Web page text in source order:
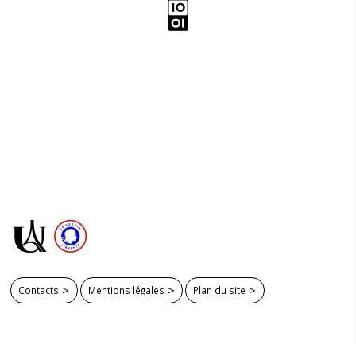
Contacts Mentions légales Plan du site